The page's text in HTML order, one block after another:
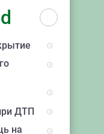
ДТП
на